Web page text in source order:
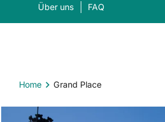
Über uns FAQ
Was
Home Grand Place